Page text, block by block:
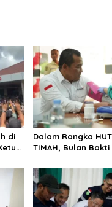
di
Dalam Rangka
TIMAH, Bulan
Darah, dan
Gratis